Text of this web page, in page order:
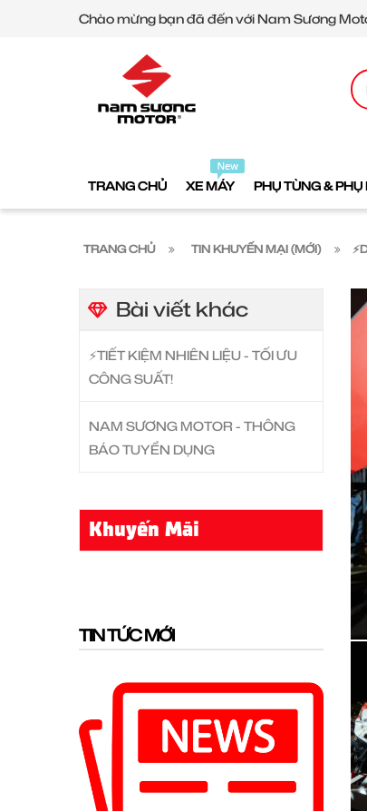
Chào mừng bạn đã đến với Nam Sương
TRANG CHỦ XE MÁY PHỤ TÙNG & PHỤ
TRANG CHỦ TIN KHUYẾN MẠI (MỚI)
Bài viết khác
⚡️TIẾT KIỆM NHIÊN LIỆU - TỐI ƯU
CÔNG SUẤT!
NAM SƯƠNG MOTOR - THÔNG
BÁO TUYỂN DỤNG
Khuyến Mãi
TIN TỨC MỚI